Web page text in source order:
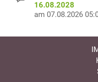
16.08.2028
am 07.08.2026